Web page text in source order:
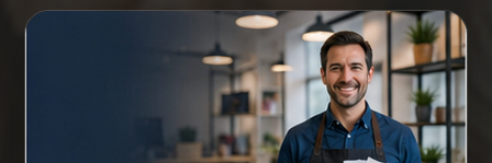
Imprimez vos supports pro
avec un vrai
accompagnement humain.
Flyers, cartes de visite, affiches, panneaux,